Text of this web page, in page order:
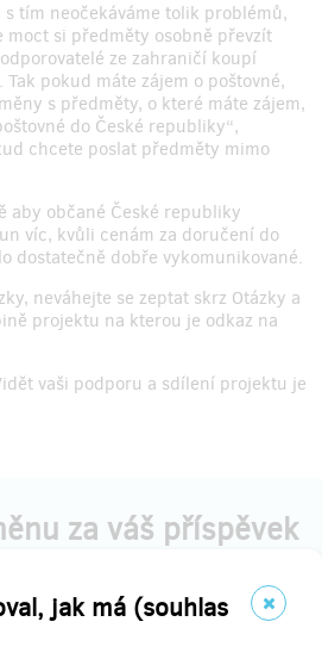
jak má (souhlas
tím neočekáváme tolik problémů,
moct si předměty osobně převzít
ze zahraničí koupí
pokud máte zájem o poštovné,
s předměty, o které máte zájem,
do České republiky“,
chcete poslat předměty mimo
aby občané České republiky
víc, kvůli cenám za doručení do
dostatečně dobře vykomunikované.
neváhejte se zeptat skrz Otázky a
projektu na kterou je odkaz na
vaši podporu a sdílení projektu je
za váš příspěvek
prodáno 5